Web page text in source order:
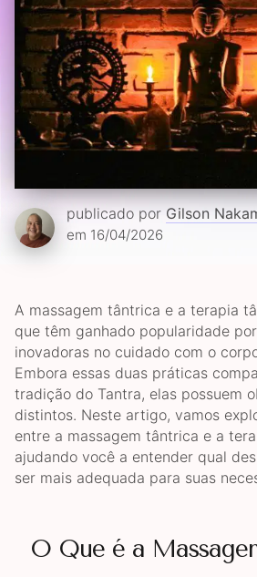
publicado por Gilson
em 16/04/2026
A massagem tântrica e a terapia
que têm ganhado popularidade
inovadoras no cuidado com o
Embora essas duas práticas
tradição do Tantra, elas possuem
distintos. Neste artigo, vamos
entre a massagem tântrica e a
ajudando você a entender qual
ser mais adequada para suas
O Que é a